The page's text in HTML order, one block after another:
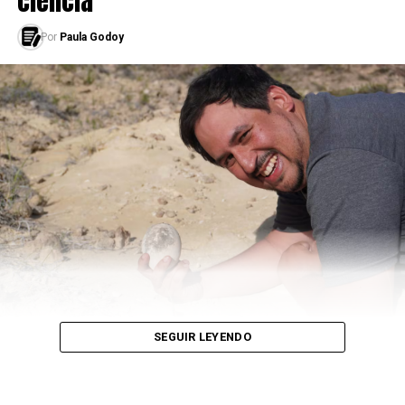
Ver esta publicación en Instagram
-¿Qué beneficios dirías que tiene el uso de la
Por Paula Godoy
SEGUIR LEYENDO